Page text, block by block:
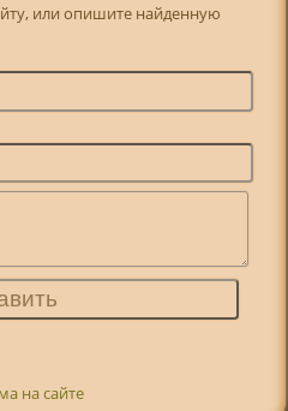
или опишите найденную
на сайте